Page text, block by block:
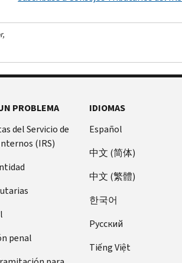
PROBLEMA
del Servicio de
(IRS)
penal
IDIOMAS
Español
中文 (简体)
中文 (繁體)
한국어
Pусский
Tiếng Việt